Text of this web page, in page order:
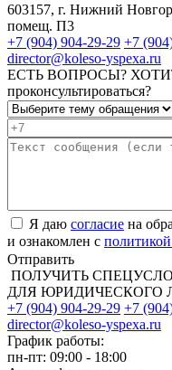
603157, г. Нижний
помещ. П3
+7 (904) 904-29-29 +7
director@koleso-yspexa.ru
ЕСТЬ ВОПРОСЫ?
проконсультироваться?
Я даю согласие на
и ознакомлен с
Отправить
ПОЛУЧИТЬ
ДЛЯ ЮРИДИЧЕСКОГО
+7 (904) 904-29-29 +7
director@koleso-yspexa.ru
График работы:
пн-пт: 09:00 - 18:00